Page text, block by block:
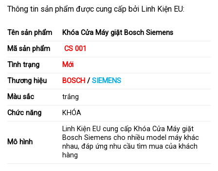
Thông tin sản phẩm được cung cấp bởi Linh Kiện EU:
Tên sản phẩm
Khóa Cửa Máy giặt Bosch Siemens
Mã sản phẩm
CS 001
Tình trạng
Mới
Thương hiệu
BOSCH/ SIEMENS
Màu sắc
trắng
Chức năng
KHÓA
Mô hình
Linh Kiện EU cung cấp Khóa Cửa Máy giặt
Bosch Siemens cho nhiều model máy khác
nhau, đáp ứng nhu cầu tìm mua của khách
hàng